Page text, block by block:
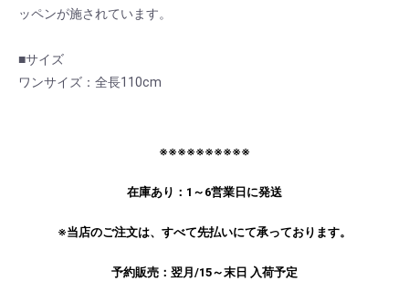
お買い物を続ける
ッペンが施されています。
■サイズ
ワンサイズ：全長110cm
※※※※※※※※※※
在庫あり：1～6営業日に発送
※当店のご注文は、すべて先払いにて承っております。
予約販売：翌月/15～末日 入荷予定